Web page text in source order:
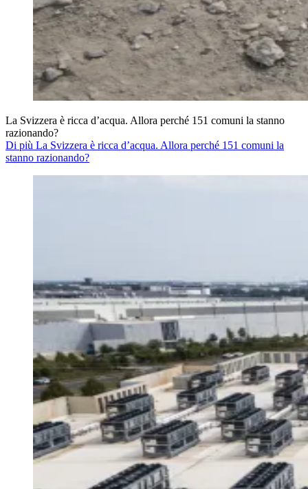
La Svizzera è ricca d’acqua. Allora perché 151 comuni la stanno
razionando?
Di più La Svizzera è ricca d’acqua. Allora perché 151 comuni la
stanno razionando?